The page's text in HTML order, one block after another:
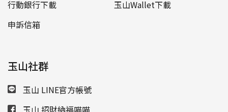
行動銀行下載
玉山Wallet下載
申訴信箱
玉山社群
玉山 LINE官方帳號
玉山 招財納福喵喵